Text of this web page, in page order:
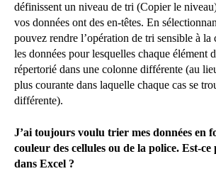
définissent un niveau de tri (Copier le
vos données ont des en-têtes. En
pouvez rendre l’opération de tri sensible à la
les données pour lesquelles chaque élément
répertorié dans une colonne différente (au
plus courante dans laquelle chaque cas se
différente).
J’ai toujours voulu trier mes données en
couleur des cellules ou de la police. Est-ce
dans Excel ?